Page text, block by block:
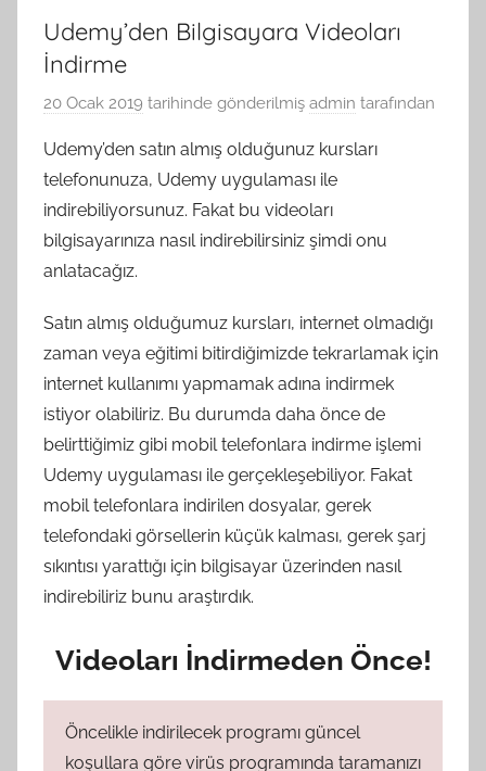
Udemy’den Bilgisayara Videoları
İndirme
20 Ocak 2019 tarihinde gönderilmiş admin tarafından
Udemy’den satın almış olduğunuz kursları
telefonunuza, Udemy uygulaması ile
indirebiliyorsunuz. Fakat bu videoları
bilgisayarınıza nasıl indirebilirsiniz şimdi onu
anlatacağız.
Satın almış olduğumuz kursları, internet olmadığı
zaman veya eğitimi bitirdiğimizde tekrarlamak için
internet kullanımı yapmamak adına indirmek
istiyor olabiliriz. Bu durumda daha önce de
belirttiğimiz gibi mobil telefonlara indirme işlemi
Udemy uygulaması ile gerçekleşebiliyor. Fakat
mobil telefonlara indirilen dosyalar, gerek
telefondaki görsellerin küçük kalması, gerek şarj
sıkıntısı yarattığı için bilgisayar üzerinden nasıl
indirebiliriz bunu araştırdık.
Videoları İndirmeden Önce!
Öncelikle indirilecek programı güncel
koşullara göre virüs programında taramanızı